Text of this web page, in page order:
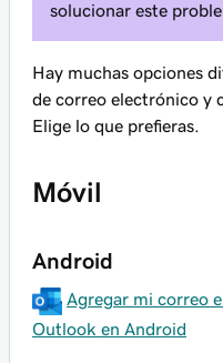
solucionar este
Hay muchas opciones
de correo electrónico y
Elige lo que prefieras.
Móvil
Android
Agregar mi correo
Outlook en Android